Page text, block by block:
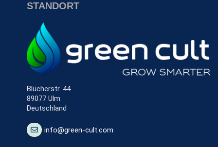
STANDORT
Blücherstr. 44
89077 Ulm
Deutschland
info@green-cult.com